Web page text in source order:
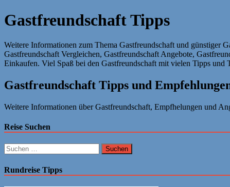
Gastfreundschaft Tipps
Weitere Informationen zum Thema Gastfreundschaft und günstiger
Gastfreundschaft Vergleichen, Gastfreundschaft Angebote,
Einkaufen. Viel Spaß bei den Gastfreundschaft mit vielen Tipps und
Gastfreundschaft Tipps und
Weitere Informationen über Gastfreundschaft, Empfhelungen und
Reise Suchen
Suchen
nach:
Rundreise Tipps